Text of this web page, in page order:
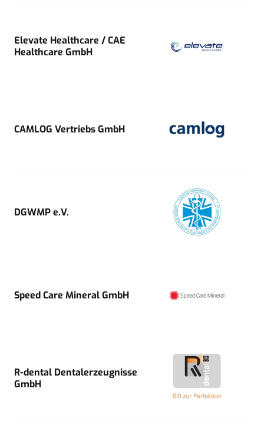
Elevate Healthcare / CAE
Healthcare GmbH
CAMLOG Vertriebs GmbH
DGWMP e.V.
Speed Care Mineral GmbH
R-dental Dentalerzeugnisse
GmbH